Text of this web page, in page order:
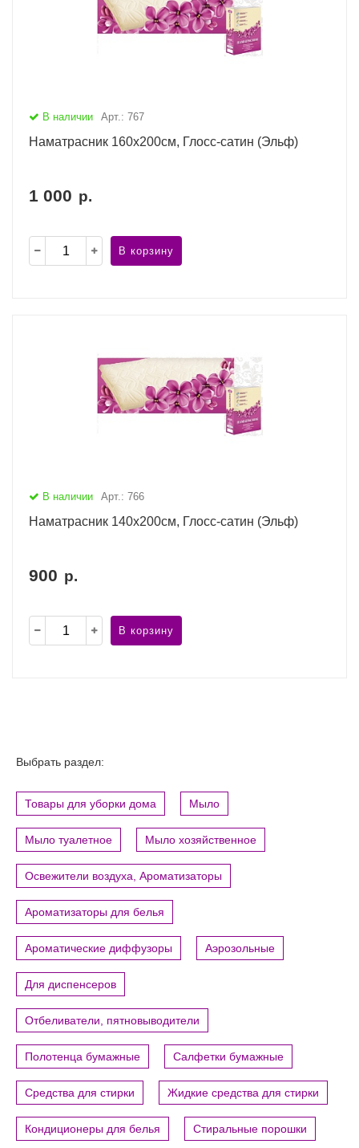
В наличии Арт.: 767
Наматрасник 160х200см, Глосс-сатин (Эльф)
1 000 р.
В корзину
В наличии Арт.: 766
Наматрасник 140х200см, Глосс-сатин (Эльф)
900 р.
В корзину
Выбрать раздел:
Товары для уборки дома Мыло
Мыло туалетное Мыло хозяйственное
Освежители воздуха, Ароматизаторы
Ароматизаторы для белья
Ароматические диффузоры Аэрозольные
Для диспенсеров
Отбеливатели, пятновыводители
Полотенца бумажные Салфетки бумажные
Средства для стирки Жидкие средства для стирки
Кондиционеры для белья Стиральные порошки